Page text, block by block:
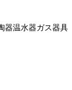
器温水器ガス器具